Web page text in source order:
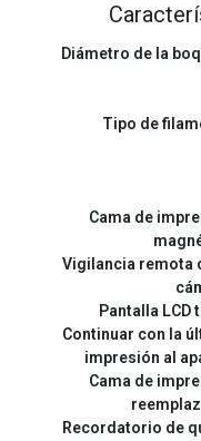
Diámetro de la
Tipo de
Cama de
Vigilancia remota
Pantalla LCD
Continuar con la
impresión al
Cama de
Recordatorio de